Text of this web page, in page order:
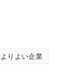
よりよい企業